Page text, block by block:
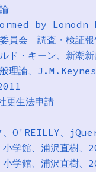
by Lonodn
会 調査・検証報
・キーン、新潮
理論、
生法申請
O'REILLY、
学館、浦沢直樹、
学館、浦沢直樹、